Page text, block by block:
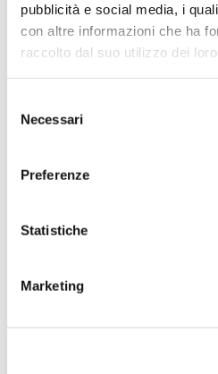
pubblicità e social media, i
con altre informazioni che ha
raccolto dal suo utilizzo dei
delNecessari
Preferenze
Statistiche
Marketing
Scopri tutti i prodotti